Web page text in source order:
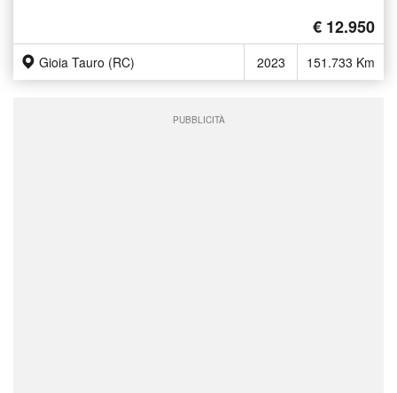
€ 12.950
Gioia Tauro (RC) 2023 151.733 Km
PUBBLICITÀ